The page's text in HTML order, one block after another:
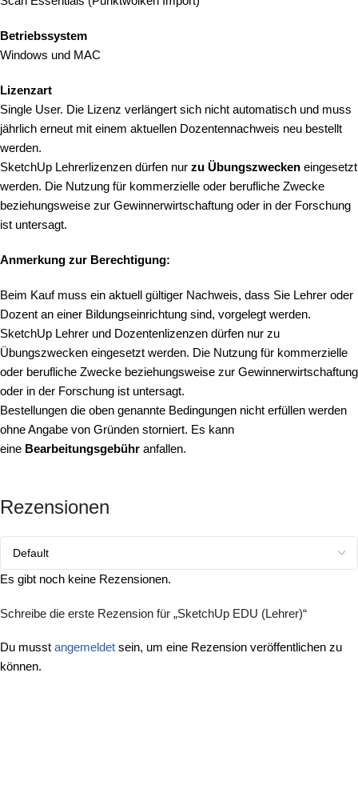
Betriebssystem
Windows und MAC
Lizenzart
Single User. Die Lizenz verlängert sich nicht automatisch und muss
jährlich erneut mit einem aktuellen Dozentennachweis neu bestellt
werden.
SketchUp Lehrerlizenzen dürfen nur zu Übungszwecken eingesetzt
werden. Die Nutzung für kommerzielle oder berufliche Zwecke
beziehungsweise zur Gewinnerwirtschaftung oder in der Forschung
ist untersagt.
Anmerkung zur Berechtigung:
Beim Kauf muss ein aktuell gültiger Nachweis, dass Sie Lehrer oder
Dozent an einer Bildungseinrichtung sind, vorgelegt werden.
SketchUp Lehrer und Dozentenlizenzen dürfen nur zu
Übungszwecken eingesetzt werden. Die Nutzung für kommerzielle
oder berufliche Zwecke beziehungsweise zur Gewinnerwirtschaftung
oder in der Forschung ist untersagt.
Bestellungen die oben genannte Bedingungen nicht erfüllen werden
ohne Angabe von Gründen storniert. Es kann
eine Bearbeitungsgebühr anfallen.
Rezensionen
Es gibt noch keine Rezensionen.
Schreibe die erste Rezension für „SketchUp EDU (Lehrer)“
Du musst angemeldet sein, um eine Rezension veröffentlichen zu
können.